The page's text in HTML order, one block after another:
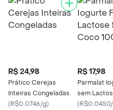
R$ 24,98
Prático Cerejas
Inteiras Congeladas
(R$0.0746/g)
R$ 17,98
Parmalat
sem
Coco 100g
(